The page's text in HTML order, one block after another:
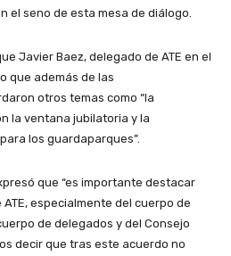
el seno de esta mesa de diálogo.
Javier Baez, delegado de ATE en el
que además de las
otros temas como “la
la ventana jubilatoria y la
los guardaparques”.
que “es importante destacar
especialmente del cuerpo de
de delegados y del Consejo
decir que tras este acuerdo no